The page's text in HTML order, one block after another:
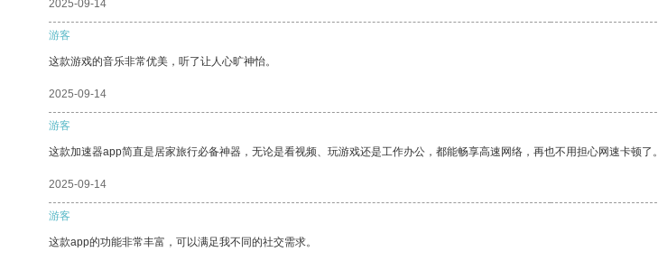
2025-09-14
游客
这款游戏的音乐非常优美，听了让人心旷神怡。
2025-09-14
游客
这款加速器app简直是居家旅行必备神器，无论是看视频、玩游戏还是工作办公，都能畅享高速网络，再也不用担心网速卡顿了。
2025-09-14
游客
这款app的功能非常丰富，可以满足我不同的社交需求。